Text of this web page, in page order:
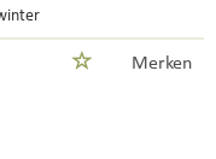
Merken